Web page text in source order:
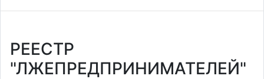
РЕЕСТР
"ЛЖЕПРЕДПРИНИМАТЕЛЕЙ"